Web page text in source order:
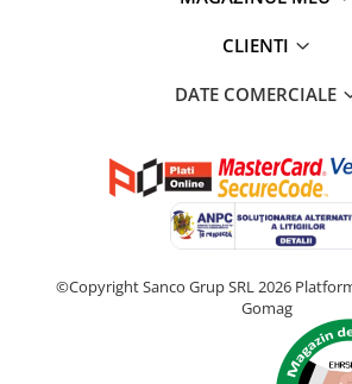
CLIENTI
DATE COMERCIALE
©Copyright Sanco Grup SRL 2026
Gomag